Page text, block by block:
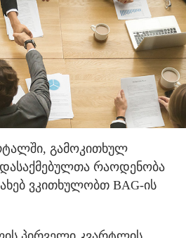
გამოკითხულ
დასაქმებულთა რაოდენობა
ვკითხულობთ BAG-ის